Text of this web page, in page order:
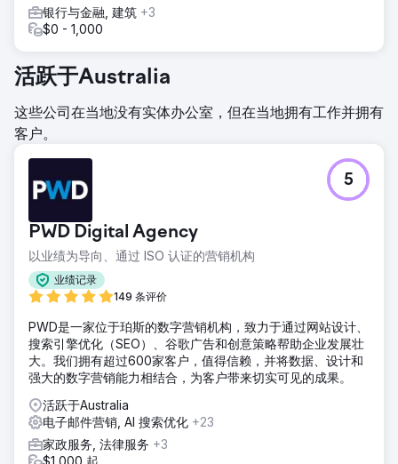
银行与金融, 建筑 +3
$0 - 1,000
活跃于Australia
这些公司在当地没有实体办公室，但在当地拥有工作并拥有
客户。
PWD Digital Agency
以业绩为导向、通过 ISO 认证的营销机构
业绩记录
149 条评价
5
PWD是一家位于珀斯的数字营销机构，致力于通过网站设计、
搜索引擎优化（SEO）、谷歌广告和创意策略帮助企业发展壮
大。我们拥有超过600家客户，值得信赖，并将数据、设计和
强大的数字营销能力相结合，为客户带来切实可见的成果。
活跃于Australia
电子邮件营销, AI 搜索优化 +23
家政服务, 法律服务 +3
$1,000 起